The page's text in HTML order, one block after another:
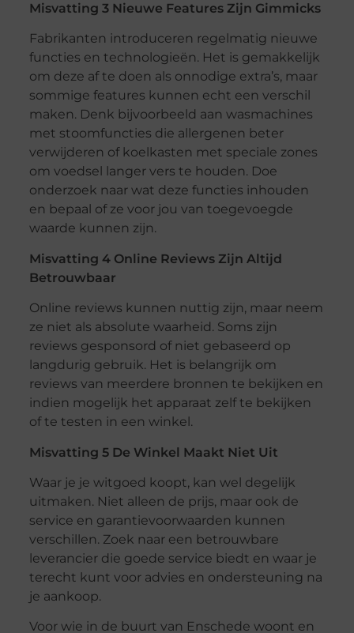
Misvatting 3 Nieuwe Features Zijn Gimmicks
Fabrikanten introduceren regelmatig nieuwe
functies en technologieën. Het is gemakkelijk
om deze af te doen als onnodige extra’s, maar
sommige features kunnen echt een verschil
maken. Denk bijvoorbeeld aan wasmachines
met stoomfuncties die allergenen beter
verwijderen of koelkasten met speciale zones
om voedsel langer vers te houden. Doe
onderzoek naar wat deze functies inhouden
en bepaal of ze voor jou van toegevoegde
waarde kunnen zijn.
Misvatting 4 Online Reviews Zijn Altijd
Betrouwbaar
Online reviews kunnen nuttig zijn, maar neem
ze niet als absolute waarheid. Soms zijn
reviews gesponsord of niet gebaseerd op
langdurig gebruik. Het is belangrijk om
reviews van meerdere bronnen te bekijken en
indien mogelijk het apparaat zelf te bekijken
of te testen in een winkel.
Misvatting 5 De Winkel Maakt Niet Uit
Waar je je witgoed koopt, kan wel degelijk
uitmaken. Niet alleen de prijs, maar ook de
service en garantievoorwaarden kunnen
verschillen. Zoek naar een betrouwbare
leverancier die goede service biedt en waar je
terecht kunt voor advies en ondersteuning na
je aankoop.
Voor wie in de buurt van Enschede woont en